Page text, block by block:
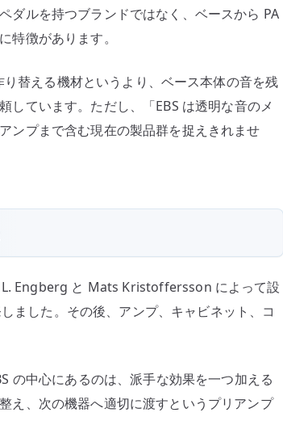
ダルを持つブランドではなく、ベースから PA
特徴があります。
替える機材というより、ベース本体の音を残
しています。ただし、「EBS は透明な音のメ
ンプまで含む現在の製品群を捉えきれませ
L. Engberg と Mats Kristoffersson によって設
ました。その後、アンプ、キャビネット、コ
の中心にあるのは、派手な効果を一つ加える
え、次の機器へ適切に渡すというプリアンプ